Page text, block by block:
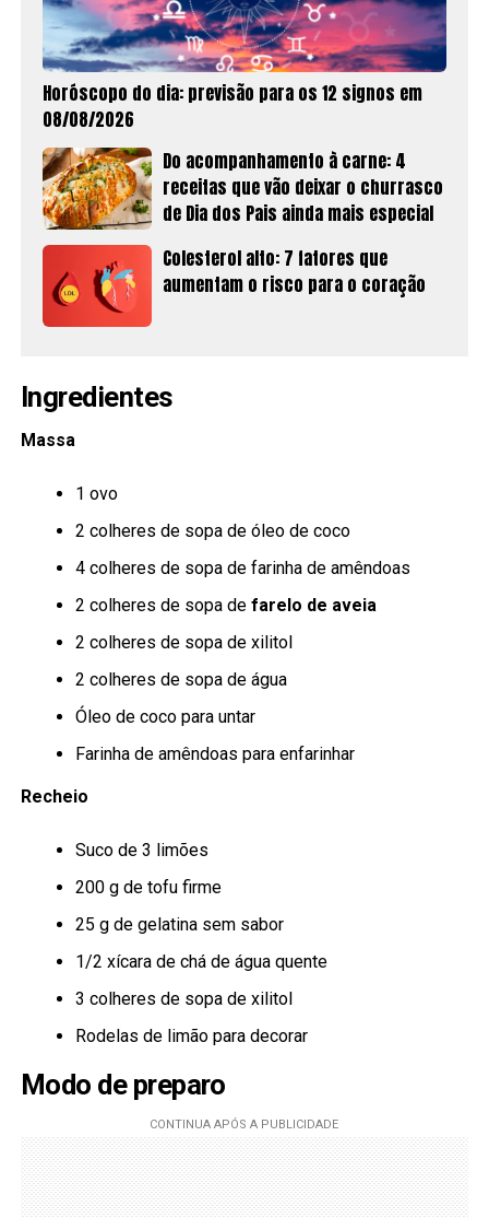
Horóscopo do dia: previsão para os 12 signos em
08/08/2026
Do acompanhamento à carne: 4
receitas que vão deixar o churrasco
de Dia dos Pais ainda mais especial
Colesterol alto: 7 fatores que
aumentam o risco para o coração
Ingredientes
Massa
1 ovo
2 colheres de sopa de óleo de coco
4 colheres de sopa de farinha de amêndoas
2 colheres de sopa de farelo de aveia
2 colheres de sopa de xilitol
2 colheres de sopa de água
Óleo de coco para untar
Farinha de amêndoas para enfarinhar
Recheio
Suco de 3 limões
200 g de tofu firme
25 g de gelatina sem sabor
1/2 xícara de chá de água quente
3 colheres de sopa de xilitol
Rodelas de limão para decorar
Modo de preparo